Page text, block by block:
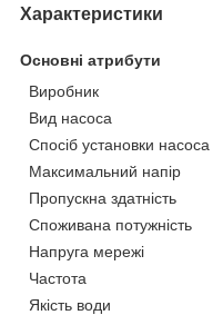
Характеристики
Основні атрибути
Виробник
Вид насоса
Спосіб установки насоса
Максимальний напір
Пропускна здатність
Споживана потужність
Напруга мережі
Частота
Якість води